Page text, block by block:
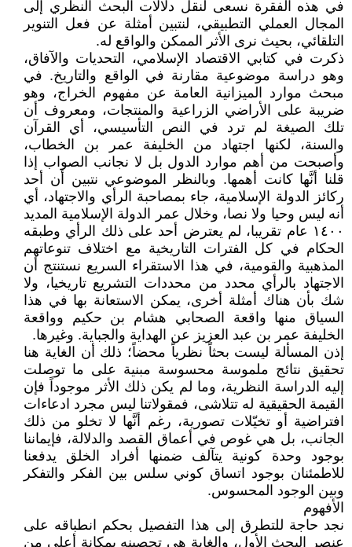
في هذه الفقرة نسعى لنقل دلالات البحث النظري إلى
المجال العملي التطبيقي، لنتبين أمثلة عن فعل التنوير
التلقائي، بحيث نرى الأثر الممكن والواقع له.
ذكرت في كتابي الاقتصاد الإسلامي، التحديات والآفاق،
وهو دراسة موضوعية مقارنة في الواقع والتاريخ. في
مبحث موارد الميزانية العامة عن مفهوم الخراج، وهو
ضريبة على الأراضي الزراعية والمنتجات، ومعروف أن
تلك الصيغة لم ترد في النص التأسيسي، أي القرآن
والسنة، لكنها اجتهاد من الخليفة عمر بن الخطاب،
وأصبحت من أهم موارد الدول بل لا نجانب الصواب إذا
قلنا أنَّها كانت أهمها. وبالنظر الموضوعي نتبين أن أحد
ركائز الدولة الإسلامية، جاء بمصاحبة الرأي والاجتهاد، أي
أنه ليس وحيا ولا نصا، وخلال عمر الدولة الإسلامية المديد
١٤٠٠ عام تقريبا، لم يعترض أحد على ذلك الرأي وطبقه
الحكام في كل الفترات التاريخية مع اختلاف تنوعاتهم
المذهبية والقومية، في هذا الاستقراء السريع نستنتج أن
الاجتهاد بالرأي محدد من محددات التشريع تاريخيا، ولا
شك بأن هناك أمثلة أخرى، يمكن الاستعانة بها في هذا
السياق منها واقعة الصحابي هشام بن حكيم وواقعة
الخليفة عمر بن عبد العزيز عن الهداية والجباية. وغيرها.
إذن المسألة ليست بحثاً نظرياً محضاً؛ ذلك أن الغاية هنا
تحقيق نتائج ملموسة محسوسة مبنية على ما توصلت
إليه الدراسة النظرية، وما لم يكن ذلك الأثر موجوداً فإن
القيمة الحقيقية له تتلاشى، فمقولاتنا ليس مجرد ادعاءات
افتراضية أو تخيّلات تصورية، رغم أنَّها لا تخلو من ذلك
الجانب، بل هي غوص في أعماق القصد والدلالة، فإيماننا
بوجود وحدة كونية يتآلف ضمنها أفراد الخلق يدفعنا
للاطمئنان بوجود اتساق كوني سلس بين الفكر والتفكر
وبين الوجود المحسوس.
الأفهوم
نجد حاجة للتطرق إلى هذا التفصيل بحكم انطباقه على
عنصر البحث الأول، والغاية هي تحصينه بمكانة أعلى من